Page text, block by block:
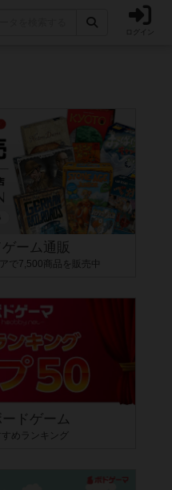
ログイン
ーム通販
で7,500商品を販売中
ードゲーム
めランキング